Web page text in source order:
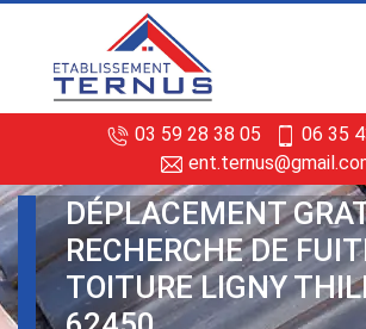
03 59 28 38 05
06 35
DÉPLACEMENT
RECHERCHE DE
TOITURE LIGNY